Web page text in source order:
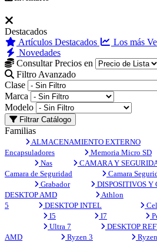
Destacados
Artículos Destacados
Los más
Novedades
Consultar Precios en
Filtro Avanzado
Clase
Marca
Modelo
Filtrar Catálogo
Familias
ALMACENAMIENTO EXTERNO
Encapsuladores
Memoria Micro SD
Nas
CAMARA Y
Camara de Seguridad
Camara
Grabador
DISPOSITIVOS Y
DESKTOP AMD
Athlon
5
DESKTOP INTEL
I5
I7
Ultra 7
DESKTOP
AMD
Ryzen 3